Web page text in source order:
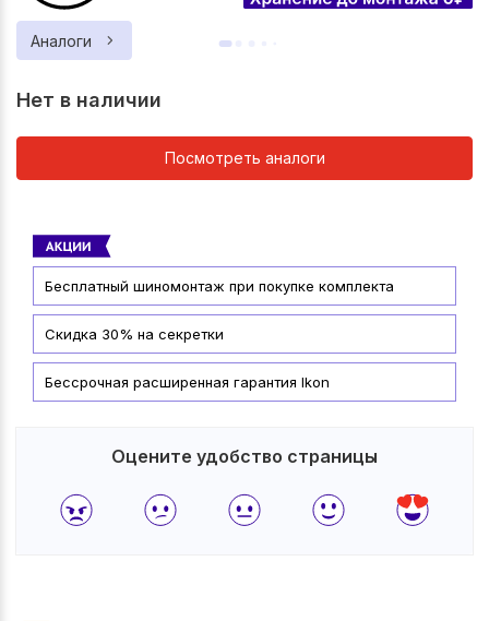
Аналоги
Нет в наличии
Посмотреть аналоги
Бесплатный шиномонтаж при покупке комплекта
Скидка 30% на секретки
Бессрочная расширенная гарантия Ikon
Оцените удобство страницы